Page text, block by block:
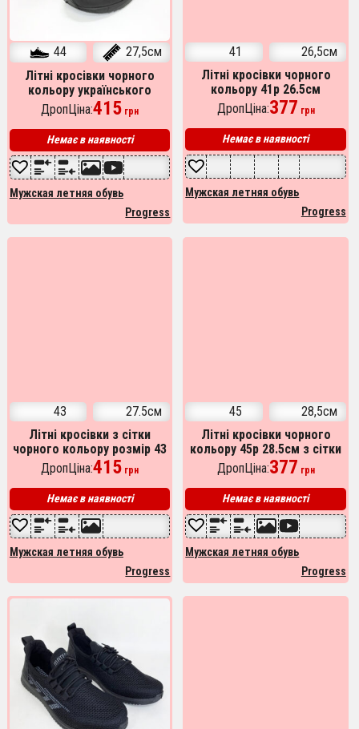
44
27,5см
Літні кросівки чорного
кольору українського
виробництва 44р 27.5см
ДропЦіна:415 грн
Немає в наявності
Мужская летняя обувь
Progress
41
26,5см
Літні кросівки чорного
кольору 41р 26.5см
українського виробництва
ДропЦіна:377 грн
Немає в наявності
Мужская летняя обувь
Progress
43
27.5см
Літні кросівки з сітки
чорного кольору розмір 43
для зручності та вентиляції
ДропЦіна:415 грн
Немає в наявності
Мужская летняя обувь
Progress
45
28,5см
Літні кросівки чорного
кольору 45р 28.5см з сітки
українського виробництва
ДропЦіна:377 грн
Немає в наявності
Мужская летняя обувь
Progress